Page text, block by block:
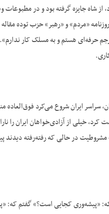
شاه جایزه گرفته بود و در
«مردم» و «رهبر» حزب توده
حرفه‌ای هستم و به مسلک کار
ایران شروع می‌کرد فوق‌العاده
خیلی از آزادی‌خواهان ایران را
در حالی که رفته‌رفته دیدند
کجایی است؟» گفتم که: